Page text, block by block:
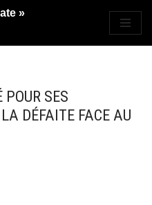
POUR SES
DÉFAITE FACE AU
»